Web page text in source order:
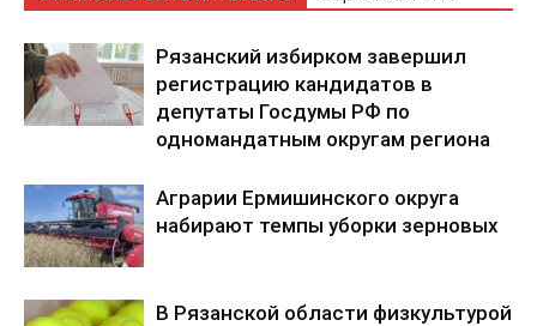
Рязанский избирком завершил
регистрацию кандидатов в
депутаты Госдумы РФ по
одномандатным округам региона
Аграрии Ермишинского округа
набирают темпы уборки зерновых
В Рязанской области физкультурой